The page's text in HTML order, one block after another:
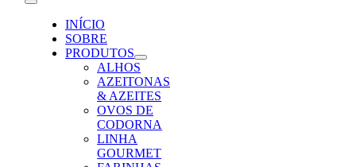
Toggle
NavigationINÍCIO
SOBRE
PRODUTOS
ALHOS
AZEITONAS
& AZEITES
OVOS DE
CODORNA
LINHA
GOURMET